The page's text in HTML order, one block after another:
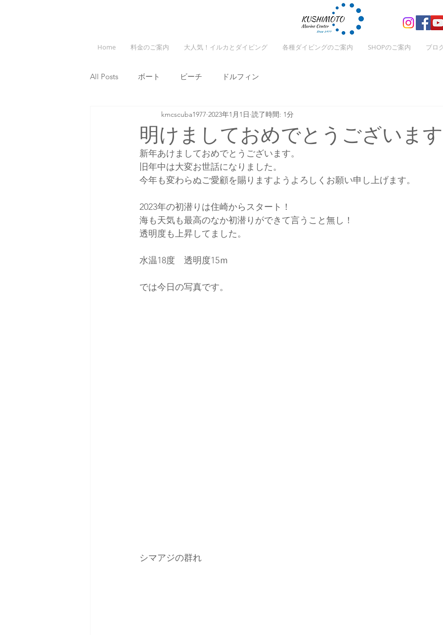
Home 料金のご案内 大人気！イルカとダイビング 各種ダイビングのご案内 SHOPのご案内 ブロ
All Posts ボート ビーチ ドルフィン
明けましておめでとうございます
kmcscuba1977 2023年1月1日 読了時間: 1分
新年あけましておめでとうございます。
旧年中は大変お世話になりました。
今年も変わらぬご愛顧を賜りますようよろしくお願い申し上げます。
2023年の初潜りは住崎からスタート！
海も天気も最高のなか初潜りができて言うこと無し！
透明度も上昇してました。
水温18度　透明度15ｍ
では今日の写真です。
シマアジの群れ